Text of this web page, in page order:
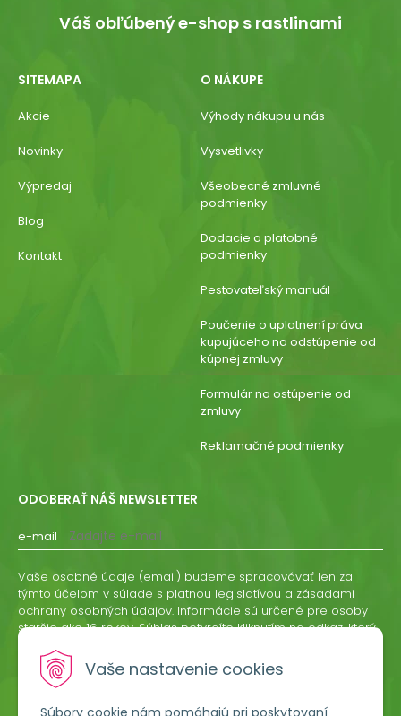
Vaše nastavenie cookies
Súbory cookie nám pomáhajú pri poskytovaní
Váš obľúbený e-shop s rastlinami
SITEMAPA
Akcie
Novinky
Výpredaj
Blog
Kontakt
O NÁKUPE
Výhody nákupu u nás
Vysvetlivky
Všeobecné zmluvné
podmienky
Dodacie a platobné
podmienky
Pestovateľský manuál
Poučenie o uplatnení práva
kupujúceho na odstúpenie od
kúpnej zmluvy
Formulár na ostúpenie od
zmluvy
Reklamačné podmienky
ODOBERAŤ NÁŠ NEWSLETTER
e-mail
Vaše osobné údaje (email) budeme spracovávať len za
týmto účelom v súlade s platnou legislatívou a zásadami
ochrany osobných údajov. Informácie sú určené pre osoby
staršie ako 16 rokov. Súhlas potvrdíte kliknutím na odkaz, ktorý
odvolať písomne, emailom alebo kliknutím na odkaz z
ktoréhokoľvek informačného emailu.